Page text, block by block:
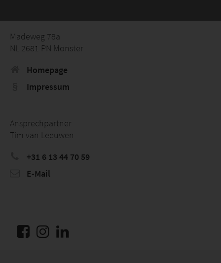
Madeweg 78a
NL 2681 PN Monster
Homepage
Impressum
Ansprechpartner
Tim van Leeuwen
+31 6 13 44 70 59
E-Mail